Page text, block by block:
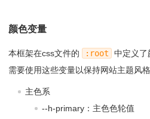
07
g);"
lor:var(--color-text-ct)"
09
<li style=
10
</ul
颜色变量
本框架在css文件的 :root
中定义了
需要使用这些变量以保持网站主题风
主色系
--h-primary：主色色轮值